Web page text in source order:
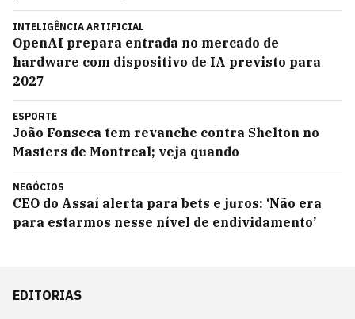
INTELIGÊNCIA ARTIFICIAL
OpenAI prepara entrada no mercado de
hardware com dispositivo de IA previsto para
2027
ESPORTE
João Fonseca tem revanche contra Shelton no
Masters de Montreal; veja quando
NEGÓCIOS
CEO do Assaí alerta para bets e juros: ‘Não era
para estarmos nesse nível de endividamento’
EDITORIAS